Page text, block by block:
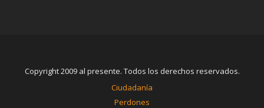
Copyright 2009 al presente. Todos los derechos reservados.
Ciudadanía
Perdones